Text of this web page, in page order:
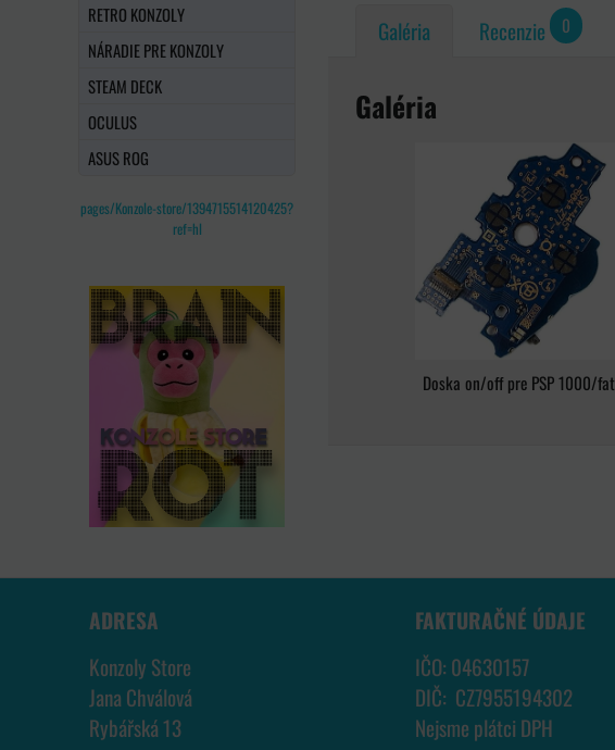
Galéria Recenzie 0
Galéria
Doska on/off pre PSP 1000/fat
RETRO KONZOLY
NÁRADIE PRE KONZOLY
STEAM DECK
OCULUS
ASUS ROG
pages/Konzole-store/1394715514120425?
ref=hl
ADRESA
Konzoly Store
Jana Chválová
Rybářská 13
FAKTURAČNÉ ÚDAJE
IČO: 04630157
DIČ: CZ7955194302
Nejsme plátci DPH